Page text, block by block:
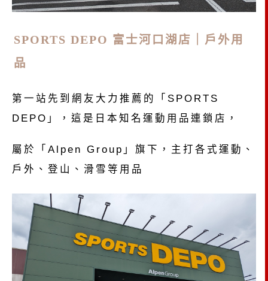
SPORTS DEPO 富士河口湖店｜戶外用
品
第一站先到網友大力推薦的「SPORTS
DEPO」，這是日本知名運動用品連鎖店，
屬於「Alpen Group」旗下，主打各式運動、
戶外、登山、滑雪等用品